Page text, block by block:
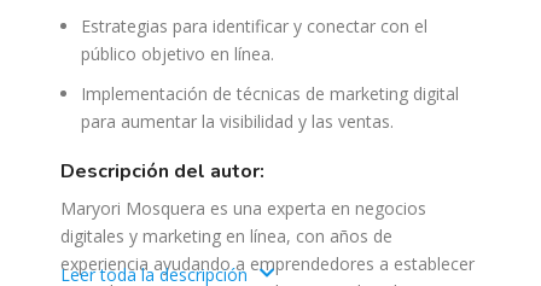
Estrategias para identificar y conectar con el
público objetivo en línea.​
Implementación de técnicas de marketing digital
para aumentar la visibilidad y las ventas.​
descripción del autor:
Maryori Mosquera es una experta en negocios
digitales y marketing en línea, con años de
experiencia ayudando a emprendedores a establecer
Leer toda la descripción